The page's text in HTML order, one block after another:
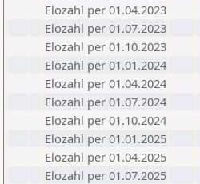
Elozahl per 01.04.2023
Elozahl per 01.07.2023
Elozahl per 01.10.2023
Elozahl per 01.01.2024
Elozahl per 01.04.2024
Elozahl per 01.07.2024
Elozahl per 01.10.2024
Elozahl per 01.01.2025
Elozahl per 01.04.2025
Elozahl per 01.07.2025